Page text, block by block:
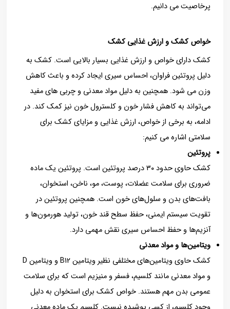
پرخاصیت می دانیم.
خواص کشک و ارزش غذایی کشک
کشک دارای خواص و ارزش غذایی بسیار بالایی است. کشک به
دلیل پروتئین فراوان، احساس سیری ایجاد کرده و باعث کاهش
وزن می شود. همچنین به دلیل مواد معدنی و چربی های مفید
می‌تواند به کاهش فشار خون و کلسترول خون نیز کمک کند. در
ادامه، به برخی از خواص، ارزش غذایی و مزایای کشک برای
سلامتی اشاره می کنیم:
پروتئین
کشک حاوی حدود ۳۰ درصد پروتئین است. پروتئین یک ماده
ضروری برای سلامت عضلات، پوست، مو، ناخن، استخوان،
بافت‌های بدن و سلول‌های خون است. همچنین پروتئین در
تقویت سیستم ایمنی، حفظ سطح قند خون، تولید هورمون‌ها و
آنزیم‌ها و حفظ احساس سیری نقش مهمی دارد.
ویتامین‌ها و مواد معدنی
کشک حاوی ویتامین‌های مختلفی نظیر ویتامین B12 و ویتامین D
و مواد معدنی مانند کلسیم، فسفر و منیزیم است که برای سلامت
عمومی بدن مهم هستند. خواص کشک برای استخوان به دلیل